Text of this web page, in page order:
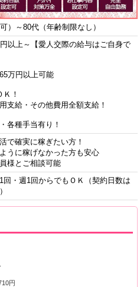
）～80代（年齢制限なし）
以上～【愛人交際の給与はご自身で
万円以上可能
！
支給・その他費用全額支給！
各種手当有り！
で確実に稼ぎたい方！
うに稼げなかった方も安心
様とご相談可能
回・週1回からでもＯＫ（契約日数は
円